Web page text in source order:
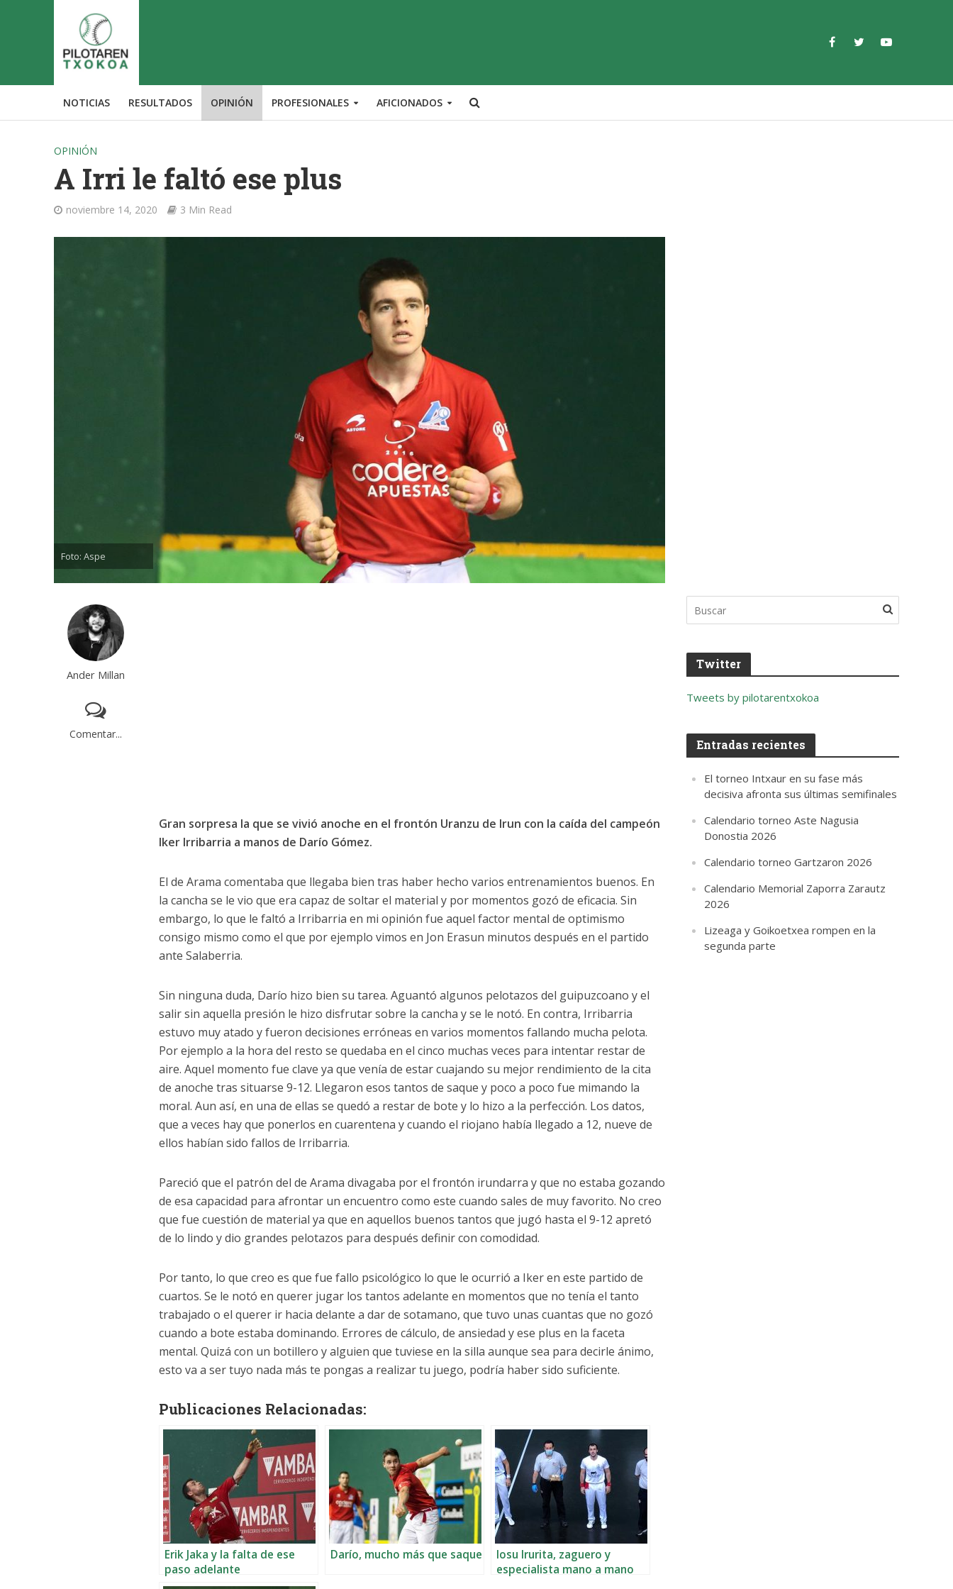
NOTICIAS RESULTADOS OPINIÓN PROFESIONALES AFICIONADOS
OPINIÓN
A Irri le faltó ese plus
noviembre 14, 2020 3 Min Read
Foto: Aspe
Ander Millan
Comentar...
Gran sorpresa la que se vivió anoche en el frontón Uranzu de Irun con la caída del campeón
Iker Irribarria a manos de Darío Gómez.
El de Arama comentaba que llegaba bien tras haber hecho varios entrenamientos buenos. En
la cancha se le vio que era capaz de soltar el material y por momentos gozó de eficacia. Sin
embargo, lo que le faltó a Irribarria en mi opinión fue aquel factor mental de optimismo
consigo mismo como el que por ejemplo vimos en Jon Erasun minutos después en el partido
ante Salaberria.
Sin ninguna duda, Darío hizo bien su tarea. Aguantó algunos pelotazos del guipuzcoano y el
salir sin aquella presión le hizo disfrutar sobre la cancha y se le notó. En contra, Irribarria
estuvo muy atado y fueron decisiones erróneas en varios momentos fallando mucha pelota.
Por ejemplo a la hora del resto se quedaba en el cinco muchas veces para intentar restar de
aire. Aquel momento fue clave ya que venía de estar cuajando su mejor rendimiento de la cita
de anoche tras situarse 9-12. Llegaron esos tantos de saque y poco a poco fue mimando la
moral. Aun así, en una de ellas se quedó a restar de bote y lo hizo a la perfección. Los datos,
que a veces hay que ponerlos en cuarentena y cuando el riojano había llegado a 12, nueve de
ellos habían sido fallos de Irribarria.
Pareció que el patrón del de Arama divagaba por el frontón irundarra y que no estaba gozando
de esa capacidad para afrontar un encuentro como este cuando sales de muy favorito. No creo
que fue cuestión de material ya que en aquellos buenos tantos que jugó hasta el 9-12 apretó
de lo lindo y dio grandes pelotazos para después definir con comodidad.
Por tanto, lo que creo es que fue fallo psicológico lo que le ocurrió a Iker en este partido de
cuartos. Se le notó en querer jugar los tantos adelante en momentos que no tenía el tanto
trabajado o el querer ir hacia delante a dar de sotamano, que tuvo unas cuantas que no gozó
cuando a bote estaba dominando. Errores de cálculo, de ansiedad y ese plus en la faceta
mental. Quizá con un botillero y alguien que tuviese en la silla aunque sea para decirle ánimo,
esto va a ser tuyo nada más te pongas a realizar tu juego, podría haber sido suficiente.
Publicaciones Relacionadas:
Erik Jaka y la falta de ese
paso adelante
Darío, mucho más que saque
Iosu Irurita, zaguero y
especialista mano a mano
Twitter
Tweets by pilotarentxokoa
Entradas recientes
El torneo Intxaur en su fase más
decisiva afronta sus últimas semifinales
Calendario torneo Aste Nagusia
Donostia 2026
Calendario torneo Gartzaron 2026
Calendario Memorial Zaporra Zarautz
2026
Lizeaga y Goikoetxea rompen en la
segunda parte